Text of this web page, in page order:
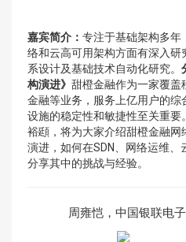
嘉宾简介： 专注于基础架构多年
络和云高可用架构方面有深入
系设计及基础技术自动化研究。
构演进》 甜橙金融作为一家覆盖
金融等业务，服务上亿用户的综
设施的稳定性和敏捷性至关重
裕頲，将为大家介绍甜橙金融
演进，如何在SDN、网络运维、
分享其中的挑战与经验。
周雍恺，中国银联电